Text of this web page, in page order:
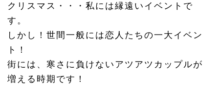
クリスマス・・・私には縁遠いイベントで
す。
しかし！世間一般には恋人たちの一大イベン
ト！
街には、寒さに負けないアツアツカップルが
増える時期です！